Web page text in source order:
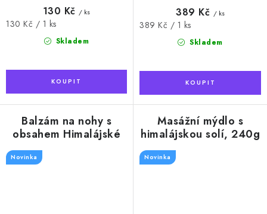
Skladem
130 Kč / ks
Měrná
130 Kč / 1 ks
Skladem
389 Kč / ks
Měrná
389 Kč / 1 ks
Balzám na nohy s
obsahem Himalájské
soli, 100 ml
Novinka
Masážní mýdlo s
himalájskou solí, 240g
Novinka